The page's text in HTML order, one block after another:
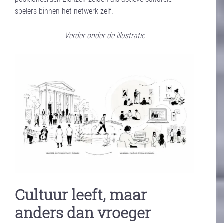
spelers binnen het netwerk zelf.
Verder onder de illustratie
Cultuur leeft, maar
anders dan vroeger